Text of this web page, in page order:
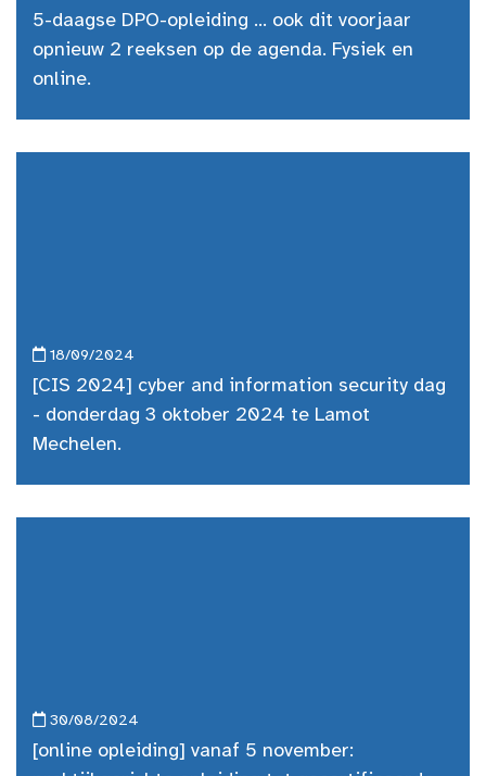
5-daagse DPO-opleiding ... ook dit voorjaar
opnieuw 2 reeksen op de agenda. Fysiek en
online.
18/09/2024
[CIS 2024] cyber and information security dag
- donderdag 3 oktober 2024 te Lamot
Mechelen.
30/08/2024
[online opleiding] vanaf 5 november: